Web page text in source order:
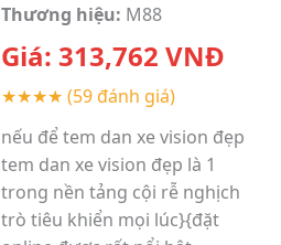
Thương hiệu: M88
Giá: 313,762 VNĐ
★★★★ (59 đánh giá)
nếu để tem dan xe vision đẹp
tem dan xe vision đẹp là 1
trong nền tảng cội rễ nghịch
trò tiêu khiển mọi lúc}{đặt